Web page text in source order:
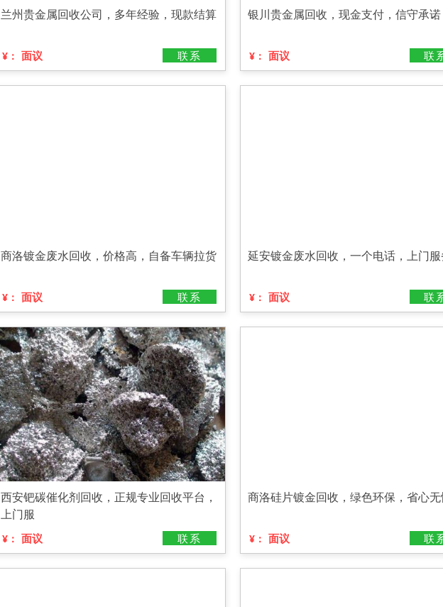
兰州贵金属回收公司，多年经验，现款结算
¥： 面议 联系
银川贵金属回收，现金支付，信守承诺
¥： 面议 联
商洛镀金废水回收，价格高，自备车辆拉货
¥： 面议 联系
延安镀金废水回收，一个电话，上门
¥： 面议 联
西安钯碳催化剂回收，正规专业回收平台，
上门服
¥： 面议 联系
商洛硅片镀金回收，绿色环保，省心
¥： 面议 联